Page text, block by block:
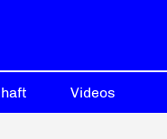
Videos